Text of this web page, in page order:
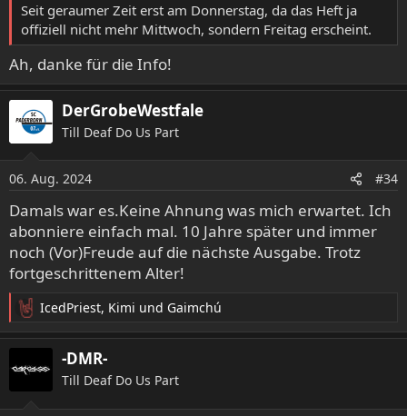
Seit geraumer Zeit erst am Donnerstag, da das Heft ja
offiziell nicht mehr Mittwoch, sondern Freitag erscheint.
Ah, danke für die Info!
DerGrobeWestfale
Till Deaf Do Us Part
06. Aug. 2024 #34
Damals war es.Keine Ahnung was mich erwartet. Ich
abonniere einfach mal. 10 Jahre später und immer
noch (Vor)Freude auf die nächste Ausgabe. Trotz
fortgeschrittenem Alter!
R
e
a
k
IcedPriest, Kimi und Gaimchú
-DMR-
Till Deaf Do Us Part